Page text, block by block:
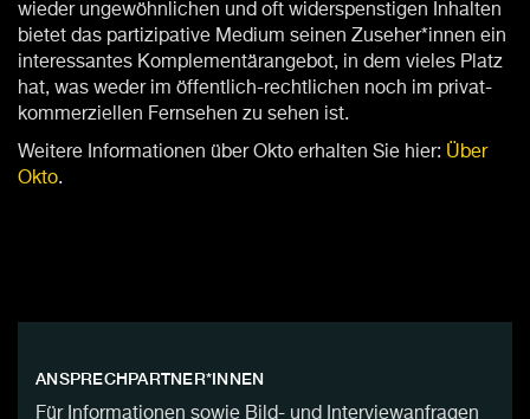
wieder ungewöhnlichen und oft widerspenstigen Inhalten
bietet das partizipative Medium seinen Zuseher*innen ein
interessantes Komplementärangebot, in dem vieles Platz
hat, was weder im öffentlich-rechtlichen noch im privat-
kommerziellen Fernsehen zu sehen ist.
Weitere Informationen über Okto erhalten Sie hier: Über
Okto.
ANSPRECHPARTNER*INNEN
Für Informationen sowie Bild- und Interviewanfragen